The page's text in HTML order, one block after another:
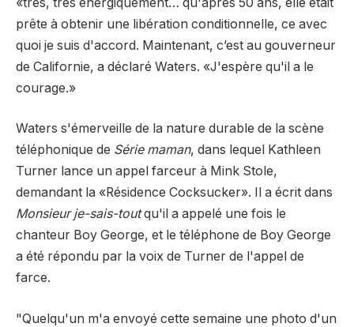
prête à obtenir une libération conditionnelle, ce avec
quoi je suis d'accord. Maintenant, c’est au gouverneur
de Californie, a déclaré Waters. «J'espère qu'il a le
courage.»
Waters s'émerveille de la nature durable de la scène
téléphonique de Série maman, dans lequel Kathleen
Turner lance un appel farceur à Mink Stole,
demandant la «Résidence Cocksucker». Il a écrit dans
Monsieur je-sais-toutqu'il a appelé une fois le
chanteur Boy George, et le téléphone de Boy George
a été répondu par la voix de Turner de l'appel de
farce.
"Quelqu'un m'a envoyé cette semaine une photo d'un